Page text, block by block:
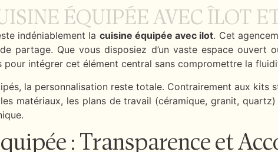
ÉQUIPÉE AVEC ÎLOT
indéniablement la cuisine équipée avec ilot. Cet
partage. Que vous disposiez d’un vaste espace ouvert
pour intégrer cet élément central sans compromettre la
la personnalisation reste totale. Contrairement aux kits
matériaux, les plans de travail (céramique, granit,
: Transparence et